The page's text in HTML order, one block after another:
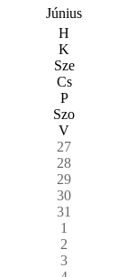
Június
H
K
Sze
Cs
P
Szo
V
27
28
29
30
31
1
2
3